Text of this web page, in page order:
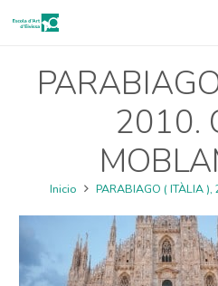
2010.
Inicio PARABIAGO ( ITÀLIA